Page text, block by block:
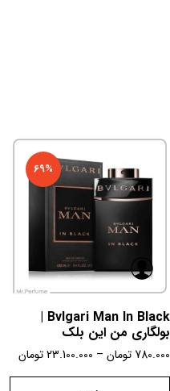
69%
Bvlgari Man In Black |
بولگاری من این بلک
780.000 تومان –
23.100.000تومان